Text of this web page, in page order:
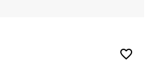
favorite_border